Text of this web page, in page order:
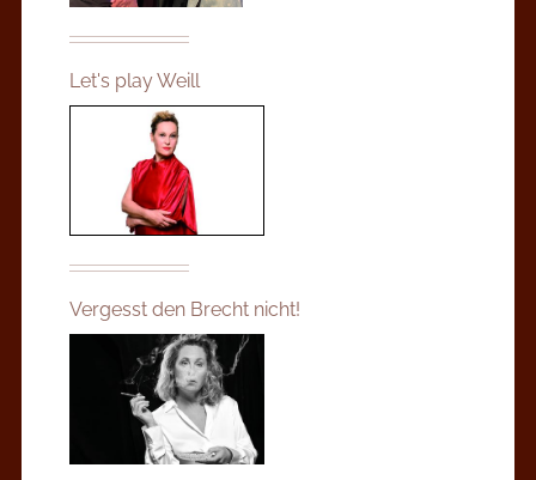
Let's play Weill
Vergesst den Brecht nicht!